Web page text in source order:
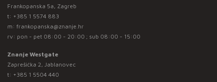
Frankopanska 5a, Zagreb
t: +385 1 5574 883
m: frankopanska@znanje.hr
rv: pon - pet 08:00 - 20:00 ; sub 08:00 - 15:00
Znanje Westgate
Zaprešićka 2, Jablanovec
t: +385 1 5504 440